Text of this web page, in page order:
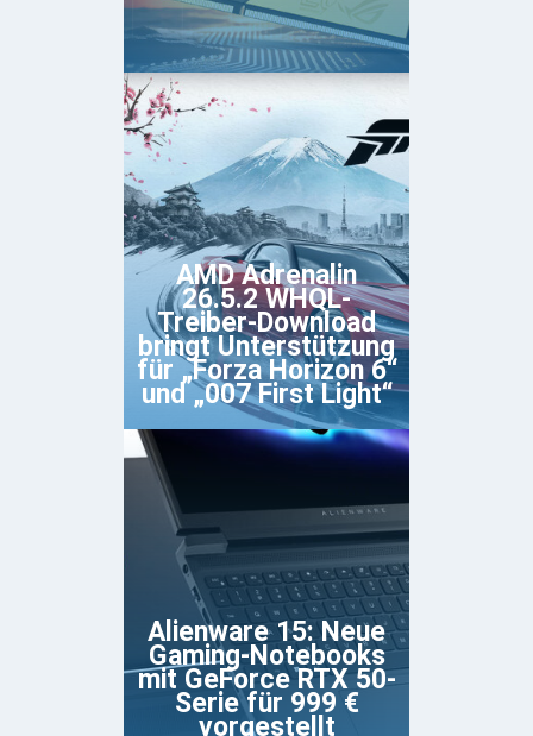
AMD Adrenalin
26.5.2 WHQL-
Treiber-Download
bringt Unterstützung
für „Forza Horizon 6“
und „007 First Light“
Alienware 15: Neue
Gaming-Notebooks
mit GeForce RTX 50-
Serie für 999 €
vorgestellt